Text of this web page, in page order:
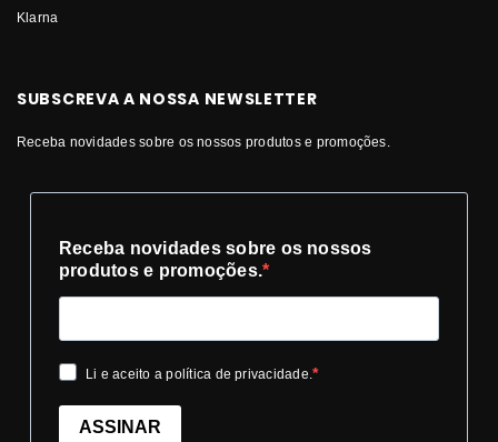
Klarna
SUBSCREVA A NOSSA NEWSLETTER
Receba novidades sobre os nossos produtos e promoções.
Receba novidades sobre os nossos
produtos e promoções.
Li e aceito a política de privacidade.
ASSINAR